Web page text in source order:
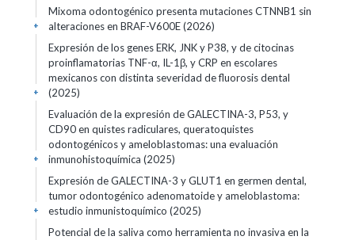
Mixoma odontogénico presenta mutaciones CTNNB1 sin
alteraciones en BRAF-V600E (2026)
+
Expresión de los genes ERK, JNK y P38, y de citocinas
proinflamatorias TNF-α, IL-1β, y CRP en escolares
mexicanos con distinta severidad de fluorosis dental
(2025)
+
Evaluación de la expresión de GALECTINA-3, P53, y
CD90 en quistes radiculares, queratoquistes
odontogénicos y ameloblastomas: una evaluación
inmunohistoquímica (2025)
+
Expresión de GALECTINA-3 y GLUT1 en germen dental,
tumor odontogénico adenomatoide y ameloblastoma:
estudio inmunistoquímico (2025)
+
Potencial de la saliva como herramienta no invasiva en la